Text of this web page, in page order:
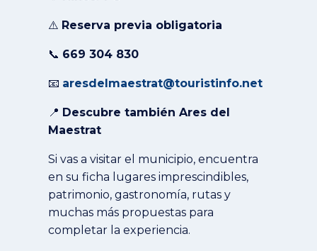
⚠️ Reserva previa obligatoria
📞 669 304 830
📧 aresdelmaestrat@touristinfo.net
📍 Descubre también Ares del
Maestrat
Si vas a visitar el municipio, encuentra
en su ficha lugares imprescindibles,
patrimonio, gastronomía, rutas y
muchas más propuestas para
completar la experiencia.